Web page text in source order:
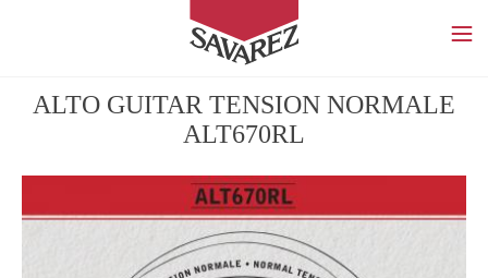
SAVAREZ
ALTO GUITAR TENSION NORMALE
ALT670RL